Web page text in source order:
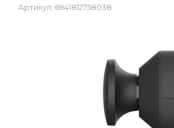
Артикул: 6941812758038